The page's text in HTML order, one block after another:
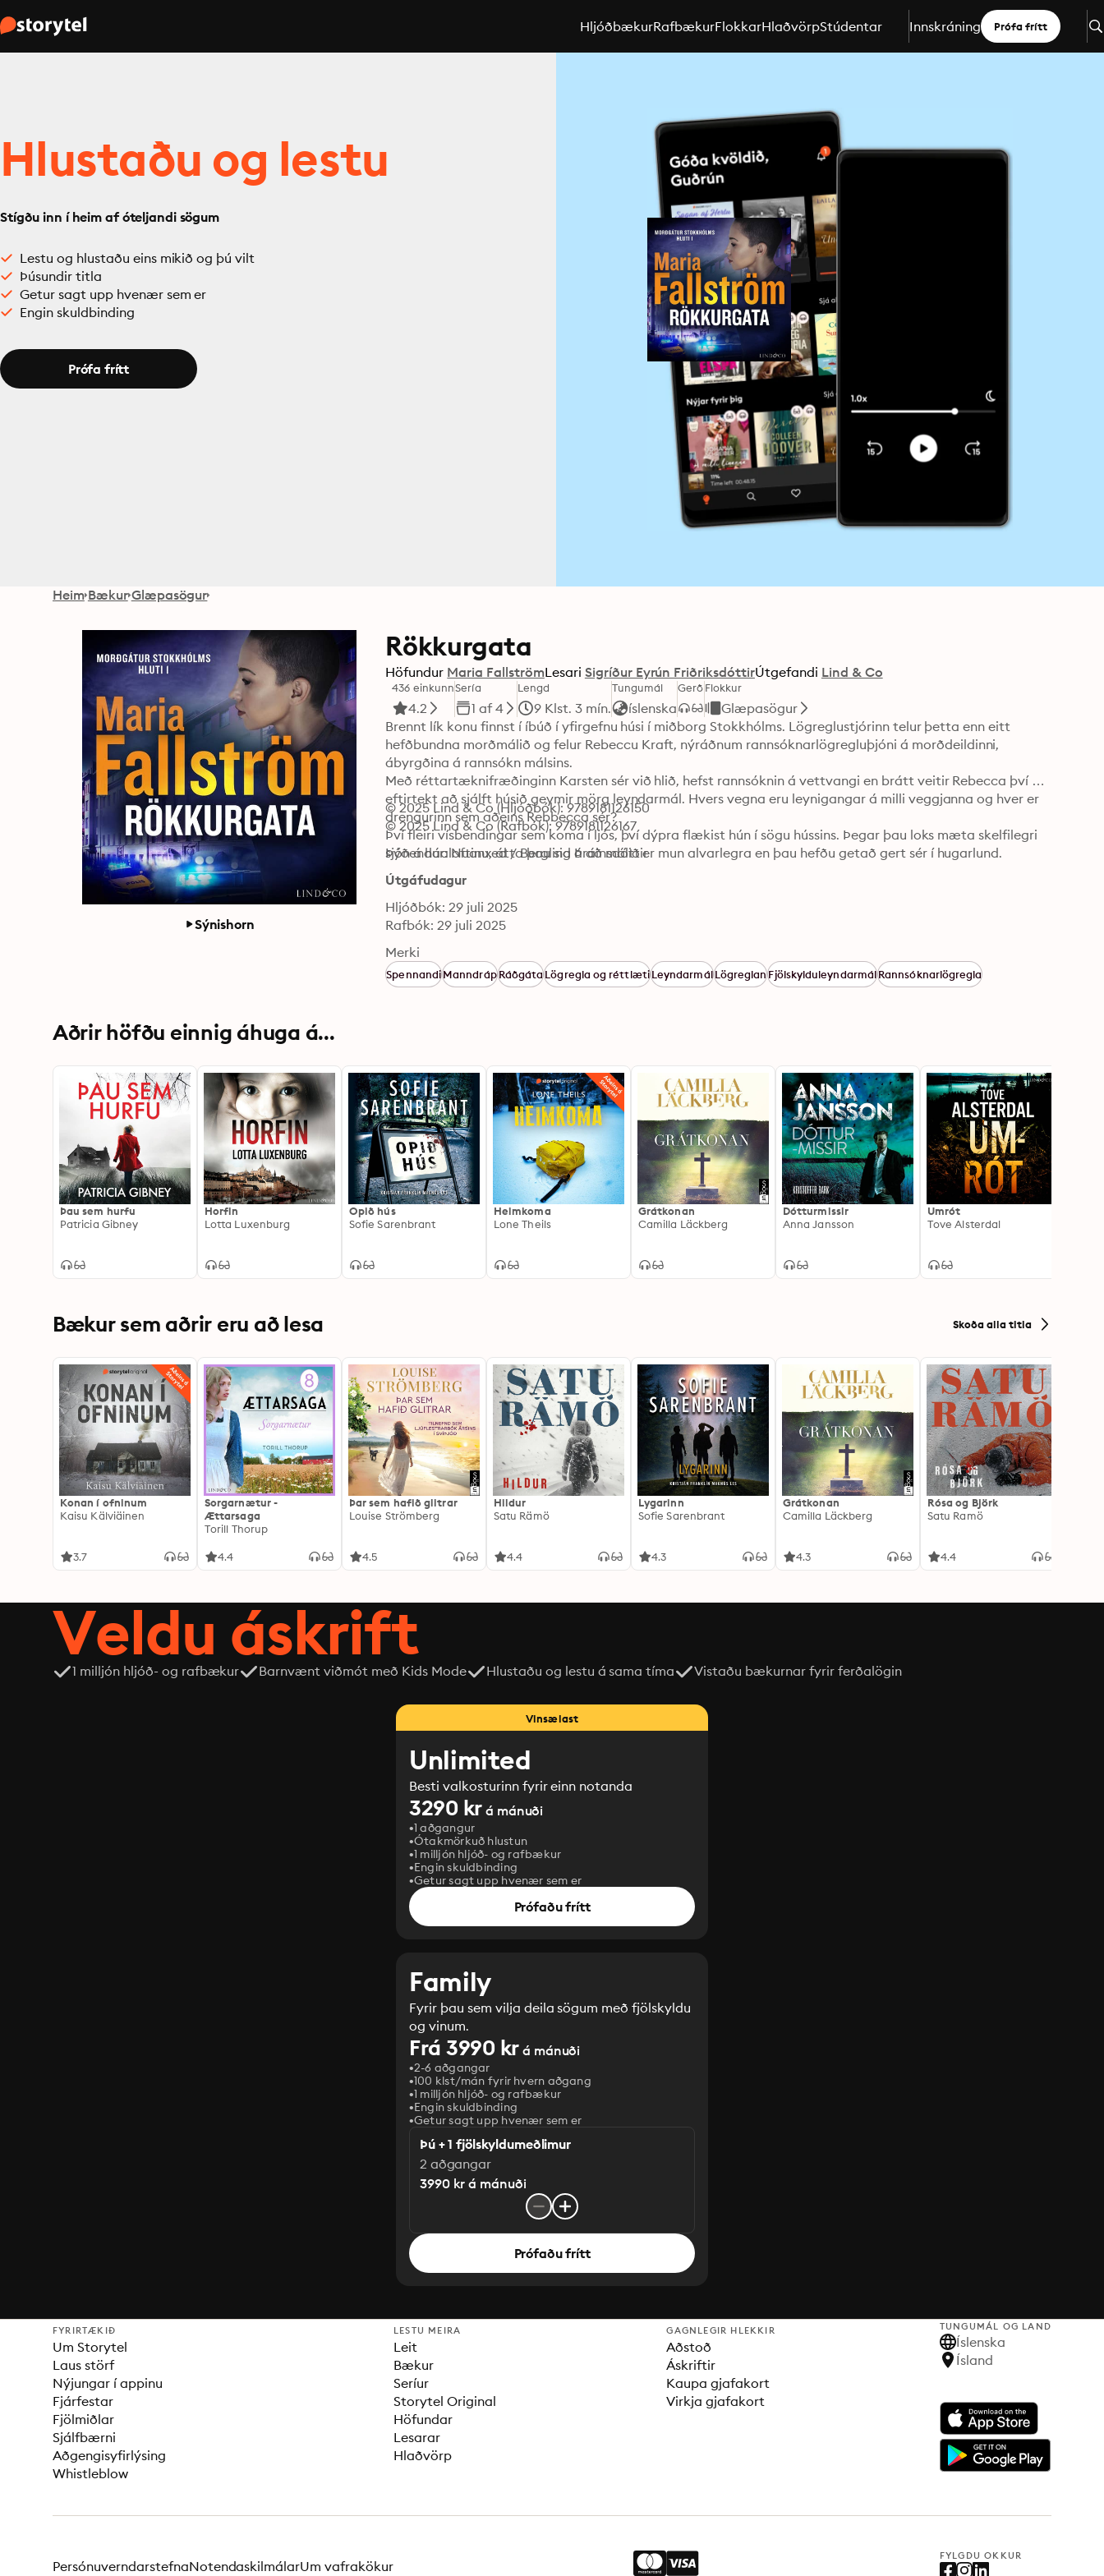
HljóðbækurRafbækurFlokkarHlaðvörpStúdentar Innskráning Prófa frítt
Hlustaðu og lestu
Stígðu inn í heim af óteljandi sögum
Lestu og hlustaðu eins mikið og þú vilt
Þúsundir titla
Getur sagt upp hvenær sem er
Engin skuldbinding
Prófa frítt
Heim Bækur Glæpasögur
Sýnishorn
Rökkurgata
Höfundur Maria FallströmLesari Sigríður Eyrún FriðriksdóttirÚtgefandi Lind & Co
436 einkunn
4.2
Sería
1 af 4
Lengd
9 Klst. 3 mín.
Tungumál
íslenska
GerðFlokkur
Glæpasögur
Brennt lík konu finnst í íbúð í yfirgefnu húsi í miðborg Stokkhólms. Lögreglustjórinn telur þetta enn eitt
hefðbundna morðmálið og felur Rebeccu Kraft, nýráðnum rannsóknarlögregluþjóni á morðdeildinni,
ábyrgðina á rannsókn málsins.
Með réttartæknifræðinginn Karsten sér við hlið, hefst rannsóknin á vettvangi en brátt veitir Rebecca því
eftirtekt að sjálft húsið geymir mörg leyndarmál. Hvers vegna eru leynigangar á milli veggjanna og hver er
drengurinn sem aðeins Rebbecca sér?
Því fleiri vísbendingar sem koma í ljós, því dýpra flækist hún í sögu hússins. Þegar þau loks mæta skelfilegri
sjón á háaloftinu, átta þau sig á að málið er mun alvarlegra en þau hefðu getað gert sér í hugarlund.
© 2025 Lind & Co (Hljóðbók): 9789181126150
© 2025 Lind & Co (Rafbók): 9789181126167
Þýðendur: Nuanxed / Berglind Þráinsdóttir
Útgáfudagur
Hljóðbók: 29 juli 2025
Rafbók: 29 juli 2025
Merki
SpennandiManndrápRáðgátaLögregla og réttlætiLeyndarmálLögreglanFjölskylduleyndarmálRannsóknarlögregla
Aðrir höfðu einnig áhuga á...
Þau sem hurfu
Patricia Gibney
Horfin
Lotta Luxenburg
Opið hús
Sofie Sarenbrant
Heimkoma
Lone Theils
Grátkonan
Camilla Läckberg
Dótturmissir
Anna Jansson
Umrót
Tove Alsterdal
Bækur sem aðrir eru að lesa Skoða alla titla
Konan í ofninum
Kaisu Kälviäinen
3.7
Sorgarnætur -
Ættarsaga
Torill Thorup
4.4
Þar sem hafið glitrar
Louise Strömberg
4.5
Hildur
Satu Rämö
4.4
Lygarinn
Sofie Sarenbrant
4.3
Grátkonan
Camilla Läckberg
4.3
Rósa og Björk
Satu Ramö
4.4
Veldu áskrift
1 milljón hljóð- og rafbækur Barnvænt viðmót með Kids Mode Hlustaðu og lestu á sama tíma Vistaðu bækurnar fyrir ferðalögin
Vinsælast
Unlimited
Besti valkosturinn fyrir einn notanda
3290 kr á mánuði
1 aðgangur
Ótakmörkuð hlustun
1 milljón hljóð- og rafbækur
Engin skuldbinding
Getur sagt upp hvenær sem er
Prófaðu frítt
Family
Fyrir þau sem vilja deila sögum með fjölskyldu
og vinum.
Frá 3990 kr á mánuði
2-6 aðgangar
100 klst/mán fyrir hvern aðgang
1 milljón hljóð- og rafbækur
‎Engin skuldbinding
Getur sagt upp hvenær sem er
Þú + 1 fjölskyldumeðlimur
2 aðgangar
3990 kr á mánuði
Prófaðu frítt
FYRIRTÆKIÐ
Um Storytel
Laus störf
Nýjungar í appinu
Fjárfestar
Fjölmiðlar
Sjálfbærni
Aðgengisyfirlýsing
Whistleblow
LESTU MEIRA
Leit
Bækur
Seríur
Storytel Original
Höfundar
Lesarar
Hlaðvörp
GAGNLEGIR HLEKKIR
Aðstoð
Áskriftir
Kaupa gjafakort
Virkja gjafakort
TUNGUMÁL OG LAND
Íslenska
Ísland
FYLGDU OKKUR
PersónuverndarstefnaNotendaskilmálarUm vafrakökur